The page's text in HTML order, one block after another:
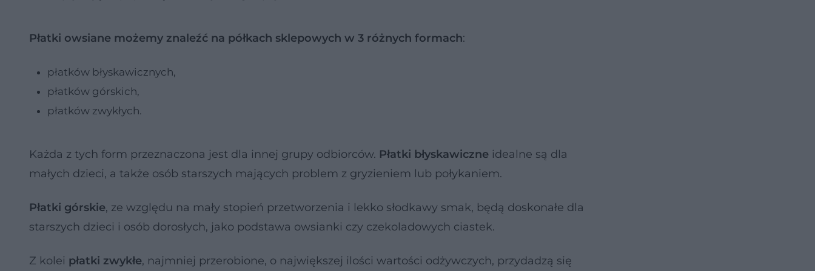
Płatki owsiane możemy znaleźć na półkach sklepowych w 3 różnych formach:
płatków błyskawicznych,
płatków górskich,
płatków zwykłych.
Każda z tych form przeznaczona jest dla innej grupy odbiorców. Płatki błyskawiczne idealne są dla
małych dzieci, a także osób starszych mających problem z gryzieniem lub połykaniem.
Płatki górskie, ze względu na mały stopień przetworzenia i lekko słodkawy smak, będą doskonałe dla
starszych dzieci i osób dorosłych, jako podstawa owsianki czy czekoladowych ciastek.
Z kolei płatki zwykłe, najmniej przerobione, o największej ilości wartości odżywczych, przydadzą się